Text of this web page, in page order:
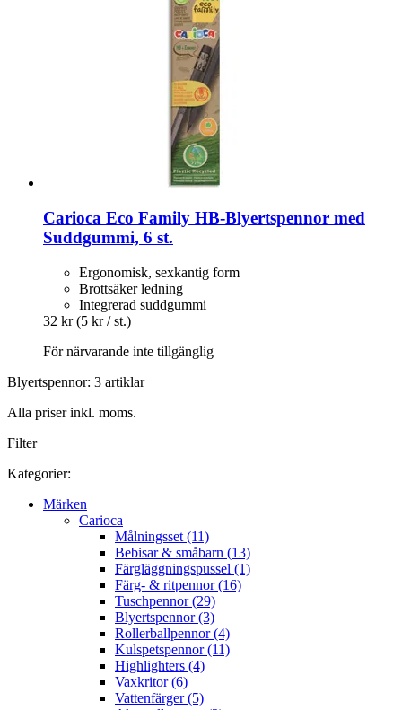
Carioca Eco Family HB-​Blyertspennor med
Suddgummi, 6 st.
Ergonomisk, sexkantig form
Brottsäker ledning
Integrerad suddgummi
32 kr (5 kr / st.)
För närvarande inte tillgänglig
Blyertspennor: 3 artiklar
Alla priser inkl. moms.
Filter
Kategorier:
Märken
Carioca
Målningsset (11)
Bebisar & småbarn (13)
Färgläggningspussel (1)
Färg- & ritpennor (16)
Tuschpennor (29)
Blyertspennor (3)
Rollerballpennor (4)
Kulspetspennor (11)
Highlighters (4)
Vaxkritor (6)
Vattenfärger (5)